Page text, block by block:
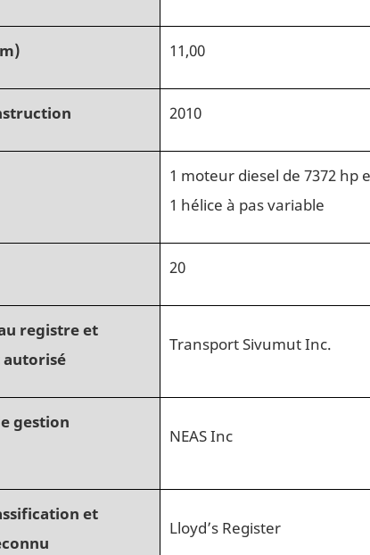
11,00
2010
1 moteur diesel de 7372 hp
1 hélice à pas variable
20
registre et
Transport Sivumut Inc.
gestion
NEAS Inc
et
Lloyd’s Register